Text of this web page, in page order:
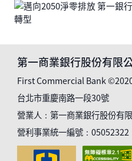
第一商業銀行股份有限
First Commercial Bank
台北市重慶南路一段30號
營業人：第一商業銀行股份有
營利事業統一編號：05052322